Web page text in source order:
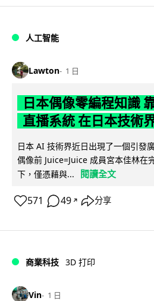
人工智能
Lawton 1 日
日本偶像零編程知識
直播系統 在日本技術
日本 AI 技術界近日出現了一個引發
偶像前 Juice=Juice 成員宮本佳林在
下，僅憑藉與...
閱讀全文
571 49 ↗ 分享
商業科技 3D 打印
Vin 1 日